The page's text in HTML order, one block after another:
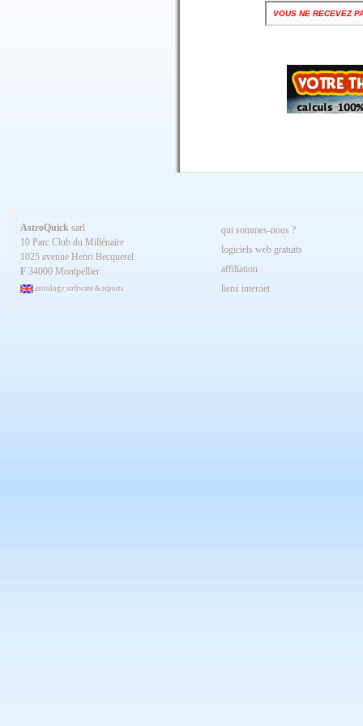
VOUS NE RECEVEZ
AstroQuick sarl
10 Parc Club du Millénaire
1025 avenue Henri Becquerel
F 34000 Montpellier
astrology software & reports
qui sommes-nous ?
logiciels web gratuits
affiliation
liens internet